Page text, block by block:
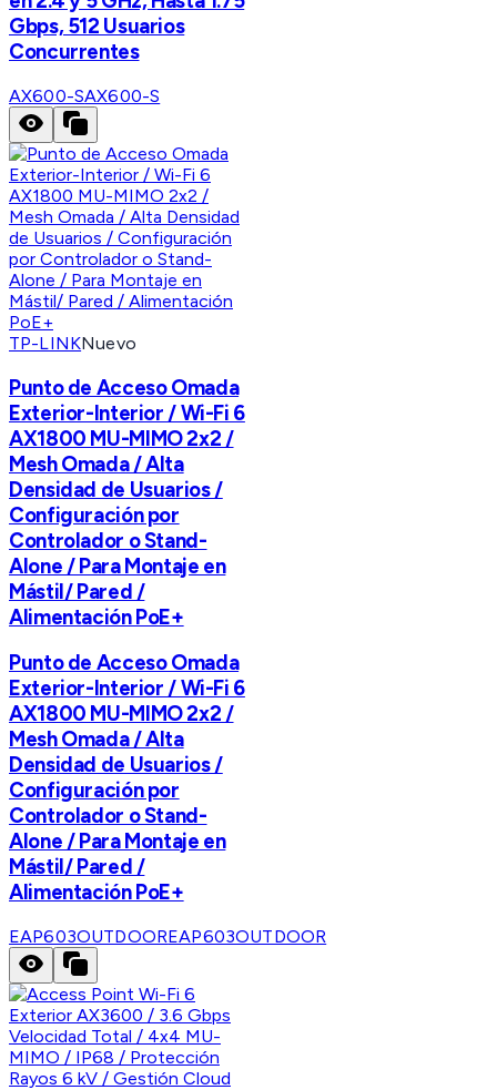
Gbps, 512 Usuarios
Concurrentes
AX600-SAX600-S
TP-LINKNuevo
Punto de Acceso Omada
Exterior-Interior / Wi-Fi 6
AX1800 MU-MIMO 2x2 /
Mesh Omada / Alta
Densidad de Usuarios /
Configuración por
Controlador o Stand-
Alone / Para Montaje en
Mástil/ Pared /
Alimentación PoE+
Punto de Acceso Omada
Exterior-Interior / Wi-Fi 6
AX1800 MU-MIMO 2x2 /
Mesh Omada / Alta
Densidad de Usuarios /
Configuración por
Controlador o Stand-
Alone / Para Montaje en
Mástil/ Pared /
Alimentación PoE+
EAP603OUTDOOREAP603OUTDOOR